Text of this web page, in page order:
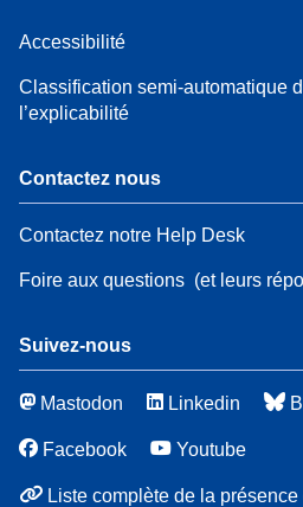
Accessibilité
Classification semi-automatique
l’explicabilité
Contactez nous
Contactez notre Help Desk
Foire aux questions (et leurs
Suivez-nous
Mastodon Linkedin
Facebook Youtube
Liste complète de la